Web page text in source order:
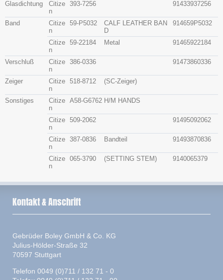
Glasdichtung
Citize
n
393-7256 91433937256
Band
Citize
n
59-P5032
CALF LEATHER BAN
D
914659P5032
Citize
n
59-22184 Metal 91465922184
Verschluß
Citize
n
386-0336 91473860336
Zeiger
Citize
n
518-8712 (SC-Zeiger)
Sonstiges
Citize
n
A58-G6762 H/M HANDS
Citize
n
509-2062 91495092062
Citize
n
387-0836 Bandteil 91493870836
Citize
n
065-3790 (SETTING STEM) 9140065379
Kontakt & Anschrift
Gebrüder Boley GmbH & Co. KG
Julius-Hölder-Straße 32
70597 Stuttgart
Telefon 0049 (0)711 / 132 71 - 0